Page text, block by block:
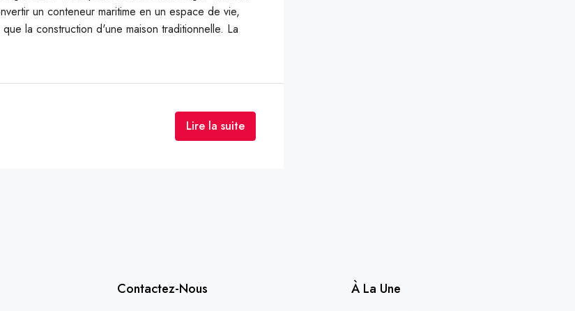
un conteneur maritime en un espace de vie,
la construction d'une maison traditionnelle. La
Lire la suite
Contactez-Nous À La Une